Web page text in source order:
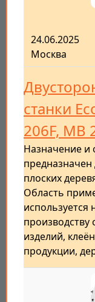
24.06.2025
Москва
станки
206F, MB
Назначение и
предназначен
плоских
Область
используется
производству
изделий,
продукции,